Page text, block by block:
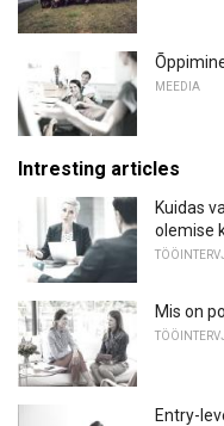
MEEDIA
Intresting articles
Kuidas
olemise
Mis on
Entry-